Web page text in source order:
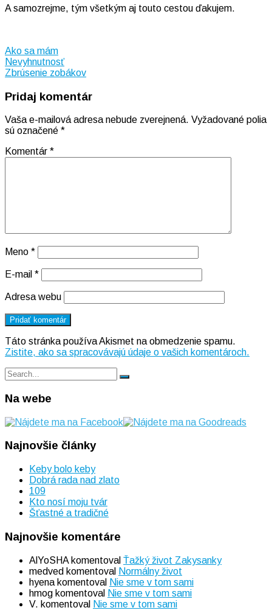
A samozrejme, tým všetkým aj touto cestou ďakujem.
Ako sa mám
Navigácia
v
článku
Nevyhnutnosť
Zbrúsenie zobákov
Pridaj komentár
Vaša e-mailová adresa nebude zverejnená. Vyžadované polia
sú označené *
Komentár *
Meno *
E-mail *
Adresa webu
Táto stránka používa Akismet na obmedzenie spamu.
Zistite, ako sa spracovávajú údaje o vašich komentároch.
Search
for:
Search
Na webe
Najnovšie články
Keby bolo keby
Dobrá rada nad zlato
109
Kto nosí moju tvár
Šťastné a tradičné
Najnovšie komentáre
AlYoSHAkomentoval Ťažký život Zakysanky
medved komentoval Normálny život
hyena komentoval Nie sme v tom sami
hmog komentoval Nie sme v tom sami
V. komentoval Nie sme v tom sami